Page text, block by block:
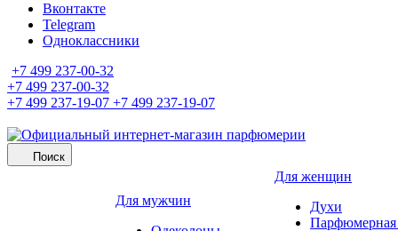
Вконтакте
Telegram
Одноклассники
+7 499 237-00-32
+7 499 237-00-32
+7 499 237-19-07 +7 499 237-19-07
Поиск
Для мужчин
Для женщин
Духи
Парфюмерная